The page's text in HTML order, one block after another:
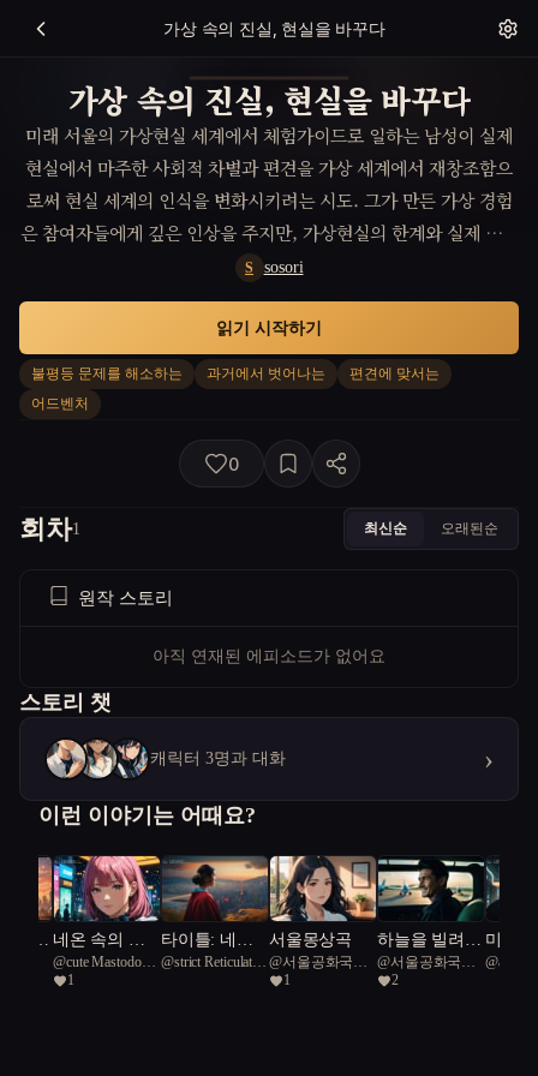
가상 속의 진실, 현실을 바꾸다
가상 속의 진실, 현실을 바꾸다
미래 서울의 가상현실 세계에서 체험가이드로 일하는 남성이 실제
현실에서 마주한 사회적 차별과 편견을 가상 세계에서 재창조함으
로써 현실 세계의 인식을 변화시키려는 시도. 그가 만든 가상 경험
은 참여자들에게 깊은 인상을 주지만, 가상현실의 한계와 실제 현실
의 간극 사이에서 고민하며 진정한 해결책을 찾아나선다.
S sosori
불평등 문제를 해소하는 과거에서 벗어나는
편견에 맞서는
어드벤처
읽기 시작하기
0
회차1 최신순 오래된순
원작 스토리
아직 연재된 에피소드가 없어요
스토리 챗
캐릭터 3명과 대화 ›
이런 이야기는 어때요?
네온 속의 창
조자들
@cute Mastodon
381
타이틀: 네온
빛 속의 진실
@strict Reticulated
서울몽상곡
@서울공화국일
급시민
1
하늘을 빌려준
하루
@서울공화국일
급시민
2
미래
는 인
@